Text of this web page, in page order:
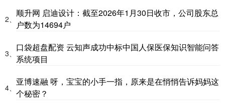
2、
顺升网 启迪设计：截至2026年1月30日收市，公司股东总
户数为14694户
3、
口袋超盘配资 云知声成功中标中国人保医保知识智能问答
系统项目
4、
亚博速融 呀，宝宝的小手一指，原来是在悄悄告诉妈妈这
个秘密？